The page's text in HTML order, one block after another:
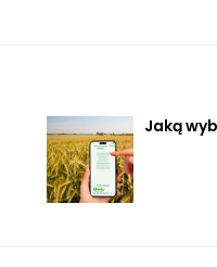
Jaką